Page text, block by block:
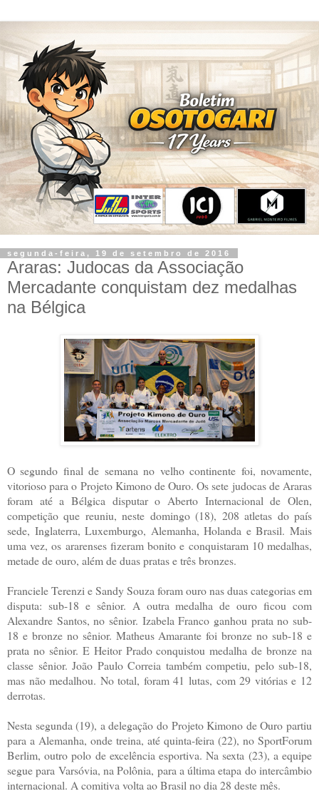
segunda-feira, 19 de setembro de 2016
Araras: Judocas da Associação
Mercadante conquistam dez medalhas
na Bélgica
O segundo final de semana no velho continente foi, novamente,
vitorioso para o Projeto Kimono de Ouro. Os sete judocas de Araras
foram até a Bélgica disputar o Aberto Internacional de Olen,
competição que reuniu, neste domingo (18), 208 atletas do país
sede, Inglaterra, Luxemburgo, Alemanha, Holanda e Brasil. Mais
uma vez, os ararenses fizeram bonito e conquistaram 10 medalhas,
metade de ouro, além de duas pratas e três bronzes.
Franciele Terenzi e Sandy Souza foram ouro nas duas categorias em
disputa: sub-18 e sênior. A outra medalha de ouro ficou com
Alexandre Santos, no sênior. Izabela Franco ganhou prata no sub-
18 e bronze no sênior. Matheus Amarante foi bronze no sub-18 e
prata no sênior. E Heitor Prado conquistou medalha de bronze na
classe sênior. João Paulo Correia também competiu, pelo sub-18,
mas não medalhou. No total, foram 41 lutas, com 29 vitórias e 12
derrotas.
Nesta segunda (19), a delegação do Projeto Kimono de Ouro partiu
para a Alemanha, onde treina, até quinta-feira (22), no SportForum
Berlim, outro polo de excelência esportiva. Na sexta (23), a equipe
segue para Varsóvia, na Polônia, para a última etapa do intercâmbio
internacional. A comitiva volta ao Brasil no dia 28 deste mês.